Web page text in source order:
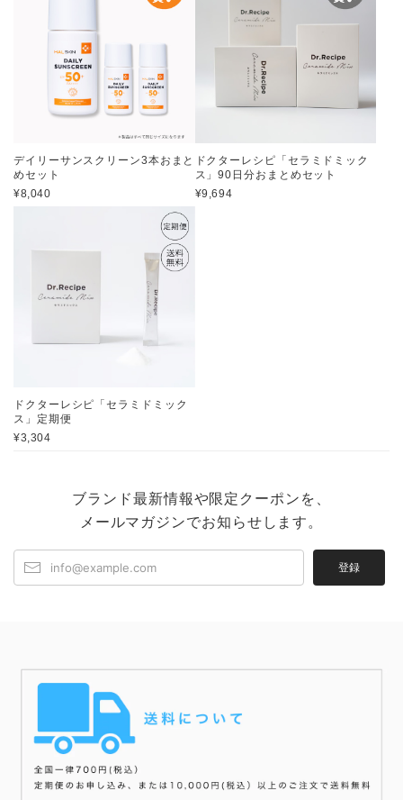
デイリーサンスクリーン3本おまと
めセット
¥8,040
ドクターレシピ「セラミドミック
ス」90日分おまとめセット
¥9,694
ドクターレシピ「セラミドミック
ス」定期便
¥3,304
ブランド最新情報や限定クーポンを、
メールマガジンでお知らせします。
登録